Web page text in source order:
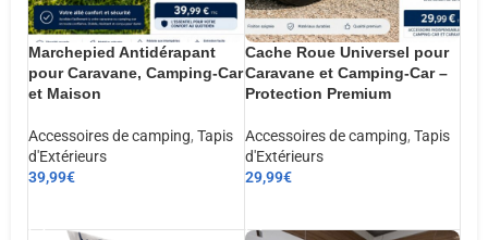
Marchepied Antidérapant
pour Caravane, Camping-Car
et Maison
Accessoires de camping, Tapis
d'Extérieurs
39,99€
Cache Roue Universel pour
Caravane et Camping-Car –
Protection Premium
Accessoires de camping, Tapis
d'Extérieurs
29,99€